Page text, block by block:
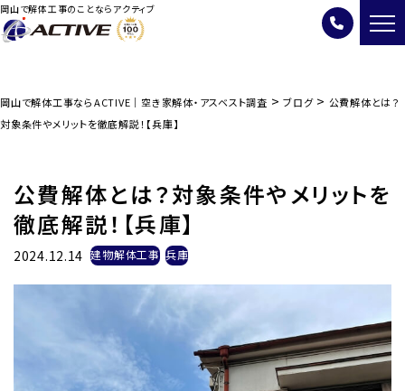
岡山で解体工事のことならアクティブ
岡山で解体工事ならACTIVE｜空き家解体・アスベスト調査 > ブログ> 公費解体とは？
対象条件やメリットを徹底解説！【兵庫】
公費解体とは？対象条件やメリットを
徹底解説！【兵庫】
2024.12.14 建物解体工事 兵庫